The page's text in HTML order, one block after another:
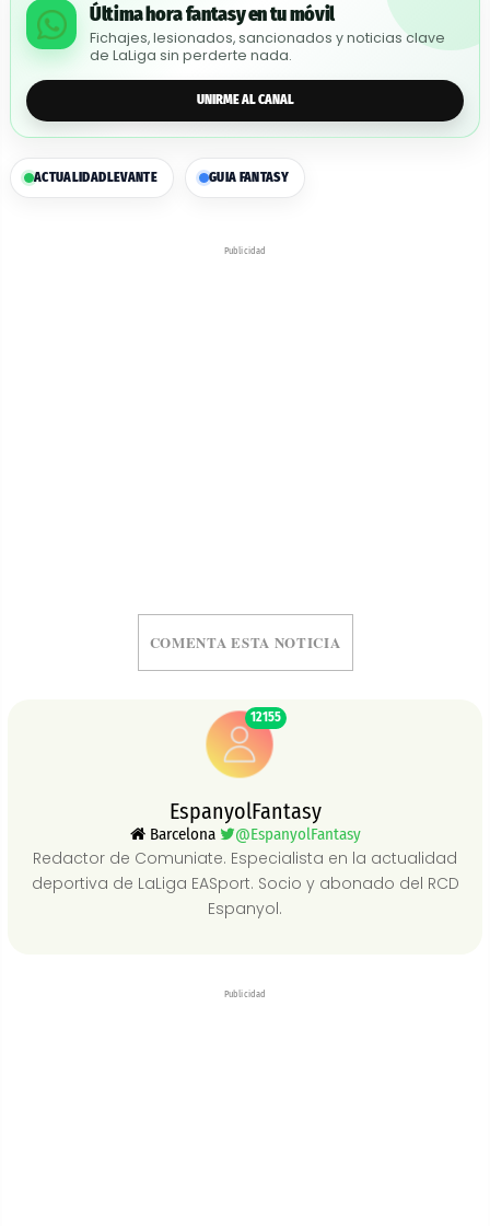
Última hora fantasy en tu móvil
Fichajes, lesionados, sancionados y noticias clave
de LaLiga sin perderte nada.
UNIRME AL CANAL
ACTUALIDADLEVANTE GUIA FANTASY
Publicidad
COMENTA ESTA NOTICIA
12155
EspanyolFantasy
Barcelona @EspanyolFantasy
Redactor de Comuniate. Especialista en la actualidad
deportiva de LaLiga EASport. Socio y abonado del RCD
Espanyol.
Publicidad